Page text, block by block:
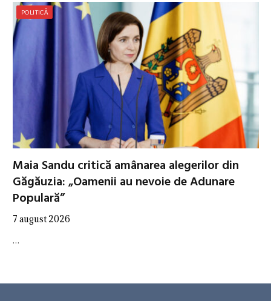
POLITICĂ
Maia Sandu critică amânarea alegerilor din
Găgăuzia: „Oamenii au nevoie de Adunare
Populară”
7 august 2026
…